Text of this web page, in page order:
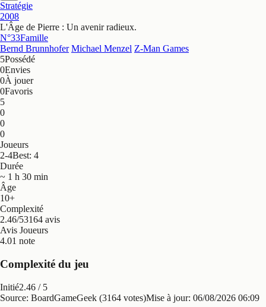
Stratégie
2008
L'Âge de Pierre : Un avenir radieux.
N°33Famille
Bernd Brunnhofer Michael Menzel Z-Man Games
5Possédé
0Envies
0À jouer
0Favoris
5
0
0
0
Joueurs
2-4Best: 4
Durée
~ 1 h 30 min
Âge
10+
Complexité
2.46/53164 avis
Avis Joueurs
4.01 note
Complexité du jeu
Initié2.46 / 5
Source: BoardGameGeek (3164 votes)Mise à jour: 06/08/2026 06:09